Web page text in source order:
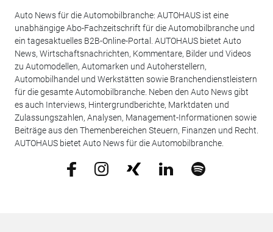
Auto News für die Automobilbranche: AUTOHAUS ist eine
unabhängige Abo-Fachzeitschrift für die Automobilbranche und
ein tagesaktuelles B2B-Online-Portal. AUTOHAUS bietet Auto
News, Wirtschaftsnachrichten, Kommentare, Bilder und Videos
zu Automodellen, Automarken und Autoherstellern,
Automobilhandel und Werkstätten sowie Branchendienstleistern
für die gesamte Automobilbranche. Neben den Auto News gibt
es auch Interviews, Hintergrundberichte, Marktdaten und
Zulassungszahlen, Analysen, Management-Informationen sowie
Beiträge aus den Themenbereichen Steuern, Finanzen und Recht.
AUTOHAUS bietet Auto News für die Automobilbranche.